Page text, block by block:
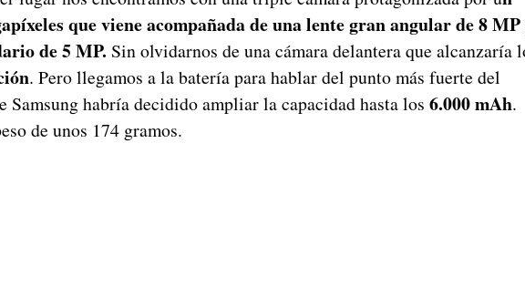
que viene acompañada de una lente gran angular de 8
de 5 MP. Sin olvidarnos de una cámara delantera que alcanzaría
. Pero llegamos a la batería para hablar del punto más fuerte del
Samsung habría decidido ampliar la capacidad hasta los 6.000 mAh.
de unos 174 gramos.